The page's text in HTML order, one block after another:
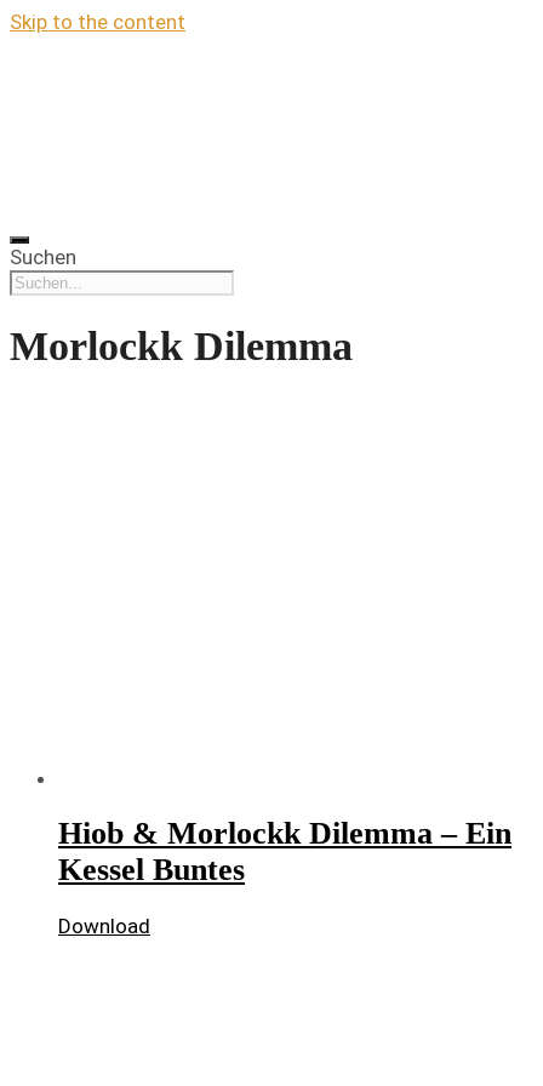
Skip to the content
Suchen
Morlockk Dilemma
Hiob & Morlockk Dilemma – Ein
Kessel Buntes
Download